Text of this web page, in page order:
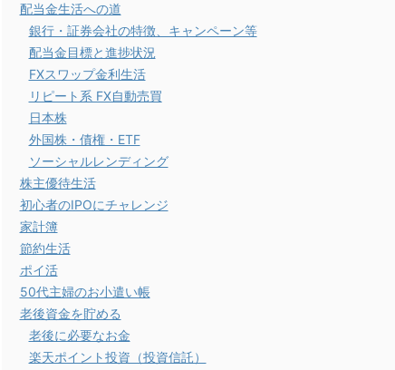
配当金生活への道
銀行・証券会社の特徴、キャンペーン等
配当金目標と進捗状況
FXスワップ金利生活
リピート系 FX自動売買
日本株
外国株・債権・ETF
ソーシャルレンディング
株主優待生活
初心者のIPOにチャレンジ
家計簿
節約生活
ポイ活
50代主婦のお小遣い帳
老後資金を貯める
老後に必要なお金
楽天ポイント投資（投資信託）